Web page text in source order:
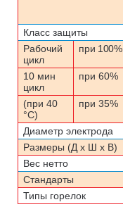
Класс защиты
Рабочий
цикл
при 100%
10 мин
цикл
при 60%
(при 40
°C)
при 35%
Диаметр электрода
Размеры (Д х Ш х В)
Вес нетто
Стандарты
Типы горелок